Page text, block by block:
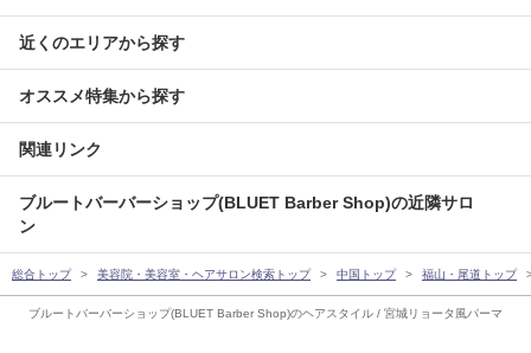
ブルートバーバーショップ(BLUET Barber Shop)のヘアスタイル / 宮城リョータ風パーマ
近くのエリアから探す
オススメ特集から探す
関連リンク
ブルートバーバーショップ(BLUET Barber Shop)の近隣サロ
ン
総合トップ 美容院・美容室・ヘアサロン検索トップ 中国トップ 福山・尾道トップ